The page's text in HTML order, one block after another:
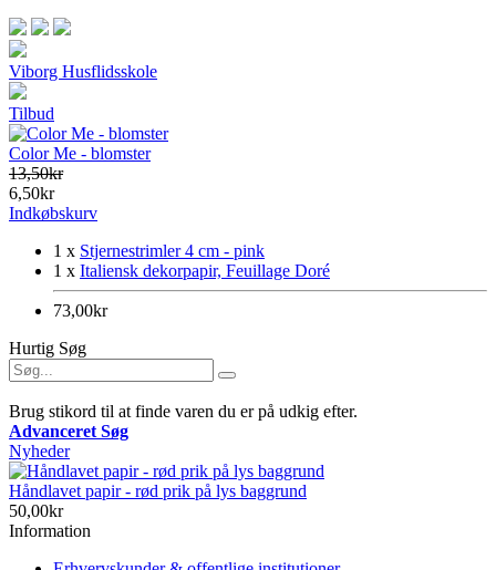
Viborg Husflidsskole
Tilbud
Color Me - blomster
13,50kr
6,50kr
Indkøbskurv
1 x Stjernestrimler 4 cm - pink
1 x Italiensk dekorpapir, Feuillage Doré
73,00kr
Hurtig Søg
Brug stikord til at finde varen du er på udkig efter.
Advanceret Søg
Nyheder
Håndlavet papir - rød prik på lys baggrund
50,00kr
Information